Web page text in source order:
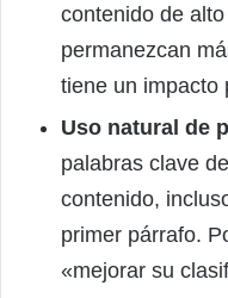
contenido de
permanezcan
tiene un impacto
Uso natural de
palabras clave
contenido,
primer párrafo.
«mejorar su